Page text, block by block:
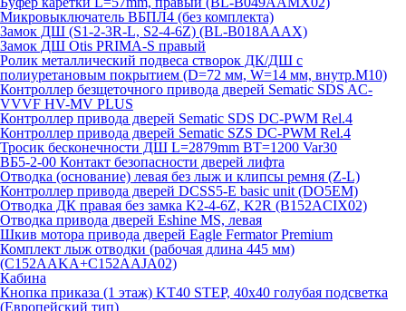
Микровыключатель ВБПЛ4 (без комплекта)
Замок ДШ (S1-2-3R-L, S2-4-6Z) (BL-B018AAAX)
Замок ДШ Otis PRIMA-S правый
Ролик металлический подвеса створок ДК/ДШ с
полиуретановым покрытием (D=72 мм, W=14 мм, внутр.М10)
Контроллер безщеточного привода дверей Sematiс SDS AC-
VVVF HV-MV PLUS
Контроллер привода дверей Sematic SDS DC-PWM Rel.4
Контроллер привода дверей Sematic SZS DC-PWM Rel.4
Тросик бесконечности ДШ L=2879mm BT=1200 Var30
ВБ5-2-00 Контакт безопасности дверей лифта
Отводка (основание) левая без лыж и клипсы ремня (Z-L)
Контроллер привода дверей DCSS5-E basic unit (DO5EM)
Отводка ДК правая без замка K2-4-6Z, K2R (B152ACIX02)
Отводка привода дверей Eshine MS, левая
Шкив мотора привода дверей Eagle Fermator Premium
Комплект лыж отводки (рабочая длина 445 мм)
(C152AAKA+C152AAJA02)
Кабина
Кнопка приказа (1 этаж) KT40 STEP, 40х40 голубая подсветка
(Европейский тип)